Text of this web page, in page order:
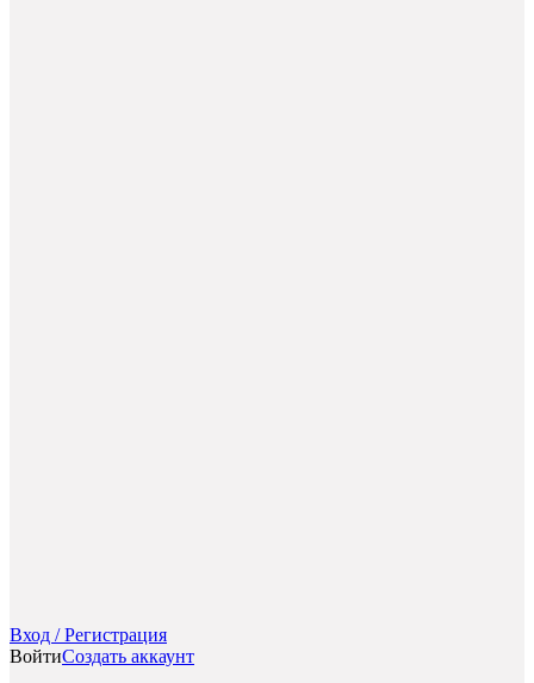
Вход / Регистрация
ВойтиСоздать аккаунт